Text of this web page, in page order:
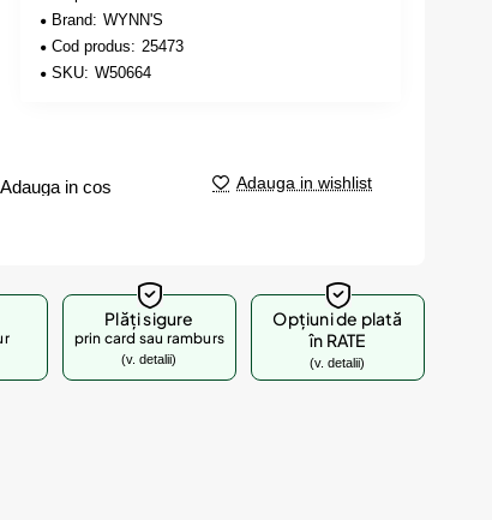
Brand: WYNN'S
Cod produs: 25473
SKU: W50664
Adauga in cos Adauga in wishlist
Plăți sigure
prin card sau ramburs
(v. detalii)
Opțiuni de plată
în RATE
(v. detalii)